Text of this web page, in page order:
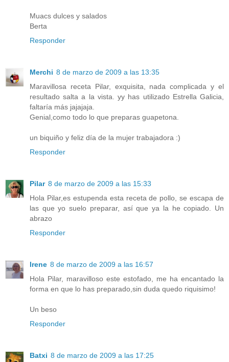
Muacs dulces y salados
Berta
Responder
Merchi 8 de marzo de 2009 a las 13:35
Maravillosa receta Pilar, exquisita, nada complicada y el
resultado salta a la vista. yy has utilizado Estrella Galicia,
faltaría más jajajaja.
Genial,como todo lo que preparas guapetona.
un biquiño y feliz día de la mujer trabajadora :)
Responder
Pilar 8 de marzo de 2009 a las 15:33
Hola Pilar,es estupenda esta receta de pollo, se escapa de
las que yo suelo preparar, así que ya la he copiado. Un
abrazo
Responder
Irene 8 de marzo de 2009 a las 16:57
Hola Pilar, maravilloso este estofado, me ha encantado la
forma en que lo has preparado,sin duda quedo riquisimo!
Un beso
Responder
Batxi 8 de marzo de 2009 a las 17:25